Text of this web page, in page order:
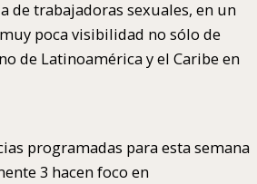
de trabajadoras sexuales, en un
poca visibilidad no sólo de
de Latinoamérica y el Caribe en
programadas para esta semana
3 hacen foco en